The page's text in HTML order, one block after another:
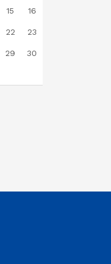
15 16
22 23
29 30